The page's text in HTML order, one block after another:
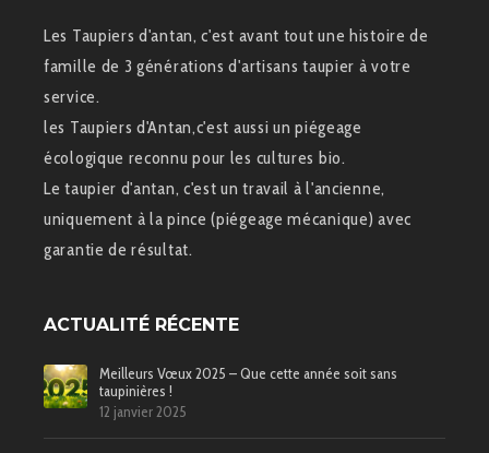
Les Taupiers d'antan, c'est avant tout une histoire de
famille de 3 générations d'artisans taupier à votre
service.
les Taupiers d'Antan,c'est aussi un piégeage
écologique reconnu pour les cultures bio.
Le taupier d'antan, c'est un travail à l'ancienne,
uniquement à la pince (piégeage mécanique) avec
garantie de résultat.
ACTUALITÉ RÉCENTE
Meilleurs Vœux 2025 – Que cette année soit sans
taupinières !
12 janvier 2025